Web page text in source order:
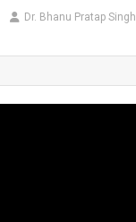
Dr. Bhanu Pratap Singh